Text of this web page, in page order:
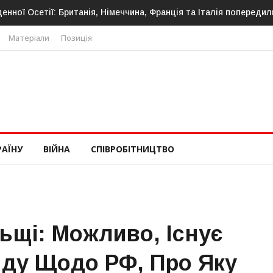
Британія, Німеччина, Франція та Італія попередили про
Матеріали Позиція
ВІЙНА СПІВРОБІТНИЦТВО
Можливо, Існує
Щодо РФ, Про Яку